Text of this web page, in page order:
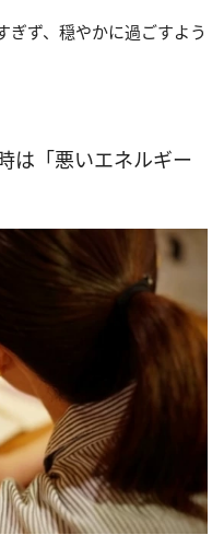
ぎず、穏やかに過ごすよう
は「悪いエネルギー